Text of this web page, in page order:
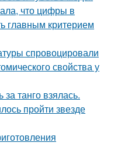
что цифры в
главным критерием
спровоцировали
свойства у
танго взялась.
пройти звезде